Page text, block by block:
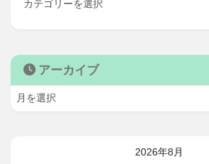
アーカイブ
2026年8月